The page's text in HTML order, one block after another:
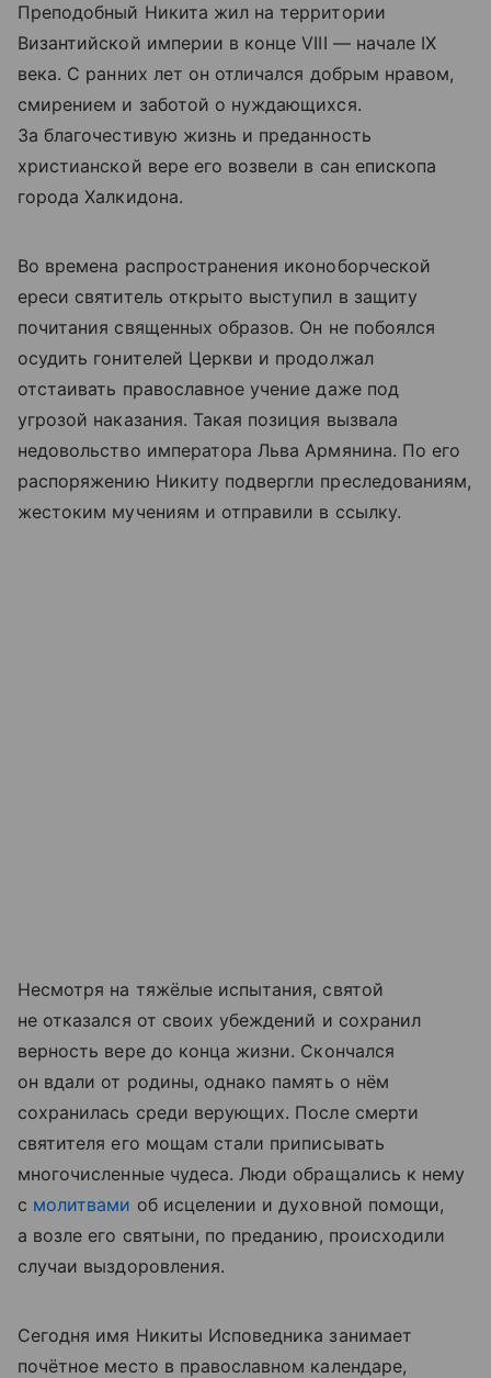
Преподобный Никита жил на территории
Византийской империи в конце VIII — начале IX
века. С ранних лет он отличался добрым нравом,
смирением и заботой о нуждающихся.
За благочестивую жизнь и преданность
христианской вере его возвели в сан епископа
города Халкидона.
Во времена распространения иконоборческой
ереси святитель открыто выступил в защиту
почитания священных образов. Он не побоялся
осудить гонителей Церкви и продолжал
отстаивать православное учение даже под
угрозой наказания. Такая позиция вызвала
недовольство императора Льва Армянина. По его
распоряжению Никиту подвергли преследованиям,
жестоким мучениям и отправили в ссылку.
Несмотря на тяжёлые испытания, святой
не отказался от своих убеждений и сохранил
верность вере до конца жизни. Скончался
он вдали от родины, однако память о нём
сохранилась среди верующих. После смерти
святителя его мощам стали приписывать
многочисленные чудеса. Люди обращались к нему
с молитвами об исцелении и духовной помощи,
а возле его святыни, по преданию, происходили
случаи выздоровления.
Сегодня имя Никиты Исповедника занимает
почётное место в православном календаре,